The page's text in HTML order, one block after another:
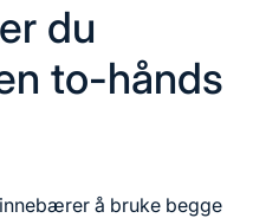
du
to-hånds
å bruke begge